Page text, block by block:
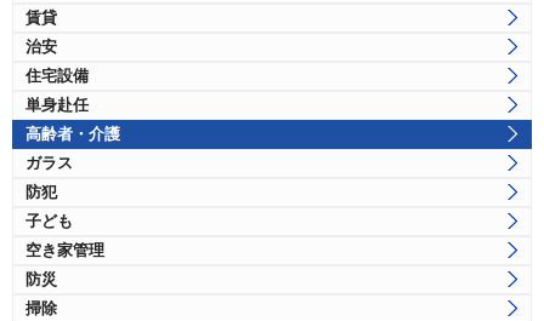
賃貸
治安
住宅設備
単身赴任
高齢者・介護
ガラス
防犯
子ども
空き家管理
防災
掃除